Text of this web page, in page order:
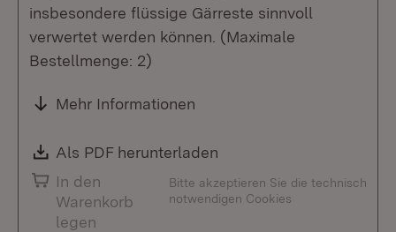
insbesondere flüssige Gärreste sinnvoll
verwertet werden können. (Maximale
Bestellmenge: 2)
Mehr Informationen
Download:
Als PDF herunterladen
In den
Warenkorb
legen
Bitte akzeptieren Sie die technisch
notwendigen Cookies